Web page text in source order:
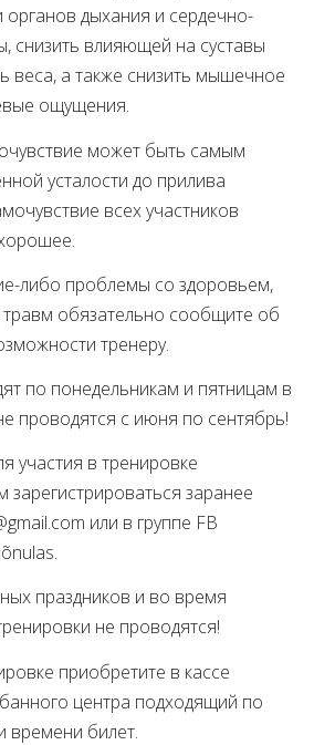
органов дыхания и сердечно-
снизить влияющей на суставы
веса, а также снизить мышечное
ощущения.
может быть самым
усталости до прилива
всех участников
либо проблемы со здоровьем,
обязательно сообщите об
тренеру.
по понедельникам и пятницам в
проводятся с июня по сентябрь!
участия в тренировке
зарегистрироваться заранее
или в группе FB
праздников и во время
не проводятся!
приобретите в кассе
центра подходящий по
времени билет.